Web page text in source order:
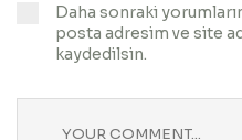
Daha sonraki
posta adresim ve site
kaydedilsin.